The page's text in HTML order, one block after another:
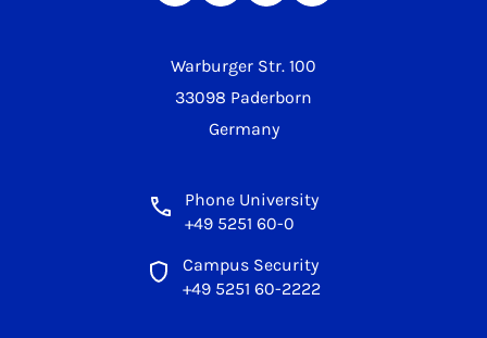
Warburger Str. 100
33098 Paderborn
Germany
Phone University
+49 5251 60-0
Campus Security
+49 5251 60-2222